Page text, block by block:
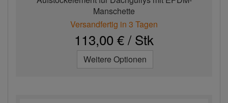
Manschette
Versandfertig in 3 Tagen
113,00 € / Stk
Weitere Optionen